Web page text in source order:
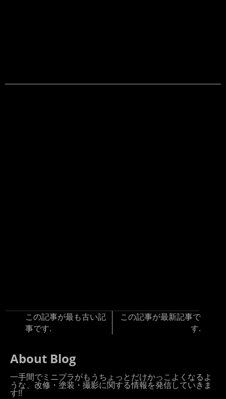
この記事が最も古い記
事です.
この記事が最新記事で
す.
About Blog
一手間でミニプラがもうちょっとだけかっこよくなるよ
うな、改修・塗装・撮影に関する情報を発信していきま
す!!